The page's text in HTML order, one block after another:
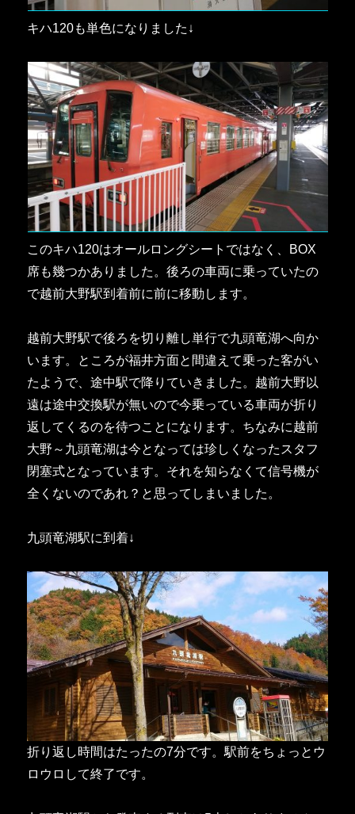
キハ120も単色になりました↓
このキハ120はオールロングシートではなく、BOX
席も幾つかありました。後ろの車両に乗っていたの
で越前大野駅到着前に前に移動します。
越前大野駅で後ろを切り離し単行で九頭竜湖へ向か
います。ところが福井方面と間違えて乗った客がい
たようで、途中駅で降りていきました。越前大野以
遠は途中交換駅が無いので今乗っている車両が折り
返してくるのを待つことになります。ちなみに越前
大野～九頭竜湖は今となっては珍しくなったスタフ
閉塞式となっています。それを知らなくて信号機が
全くないのであれ？と思ってしまいました。
九頭竜湖駅に到着↓
折り返し時間はたったの7分です。駅前をちょっとウ
ロウロして終了です。